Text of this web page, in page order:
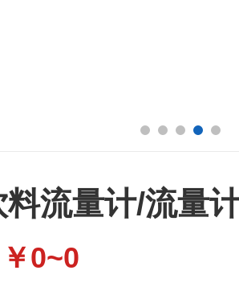
料流量计/流量
￥0~0